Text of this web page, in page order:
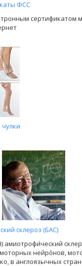
ФСС
сертификатом
склероз (БАС)
амиотрофи́ческий
нейро́нов,
в англоязычных